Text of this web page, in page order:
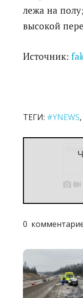
лежа на
высокой
Источник:
ТЕГИ: #YNEWS
 
0